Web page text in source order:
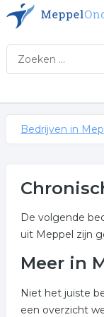
Bedrijven in
De volgende
uit Meppel zijn
Meer in
Niet het juiste
een overzicht